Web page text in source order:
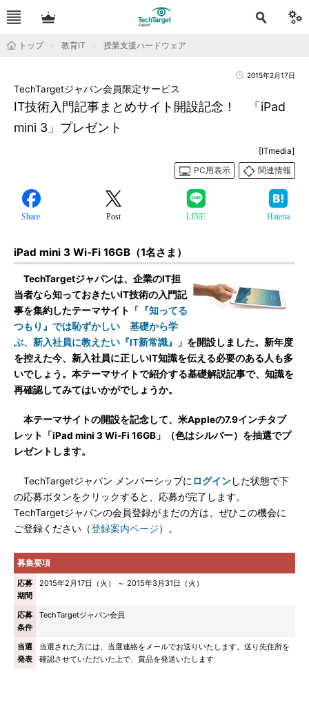
トップ 教育IT 授業支援ハードウェア
2015年2月17日
IT技術入門記事まとめサイト開設記念！ 「iPad
mini 3」プレゼント
TechTargetジャパン会員限定サービス
[ITmedia]
PC用表示
関連情報
Share Post LINE Hatena
iPad mini 3 Wi-Fi 16GB（1名さま）
TechTargetジャパンは、企業のIT担
当者なら知っておきたいIT技術の入門記
事を集約したテーマサイト「 『知ってる
つもり』では恥ずかしい 基礎から学
ぶ、新入社員に教えたい『IT新常識』
」を開設しました。新年度
を控えた今、新入社員に正しいIT知識を伝える必要のある人も多
いでしょう。本テーマサイトで紹介する基礎解説記事で、知識を
再確認してみてはいかがでしょうか。
本テーマサイトの開設を記念して、米Appleの7.9インチタブ
レット「iPad mini 3 Wi-Fi 16GB」（色はシルバー）を抽選でプ
レゼントします。
TechTargetジャパン メンバーシップに ログインした状態で下
の応募ボタンをクリックすると、応募が完了します。
TechTargetジャパンの会員登録がまだの方は、ぜひこの機会に
ご登録ください（登録案内ページ）。
募集要項
応募
期間
2015年2月17日（火） ～ 2015年3月31日（火）
応募
条件
TechTargetジャパン会員
当選
発表
当選された方には、当選連絡をメールでお送りいたします。送り先住所を
確認させていただいた上で、賞品を発送いたします